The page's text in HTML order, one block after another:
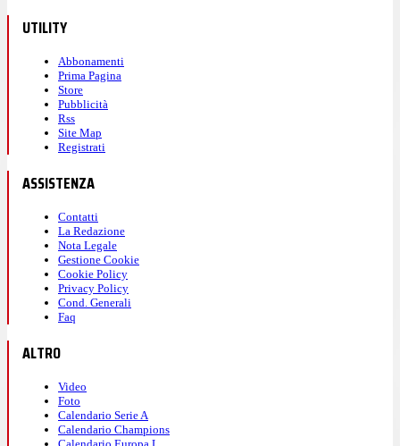
UTILITY
Abbonamenti
Prima Pagina
Store
Pubblicità
Rss
Site Map
Registrati
ASSISTENZA
Contatti
La Redazione
Nota Legale
Gestione Cookie
Cookie Policy
Privacy Policy
Cond. Generali
Faq
ALTRO
Video
Foto
Calendario Serie A
Calendario Champions